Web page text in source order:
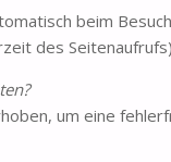
beim
des
um eine